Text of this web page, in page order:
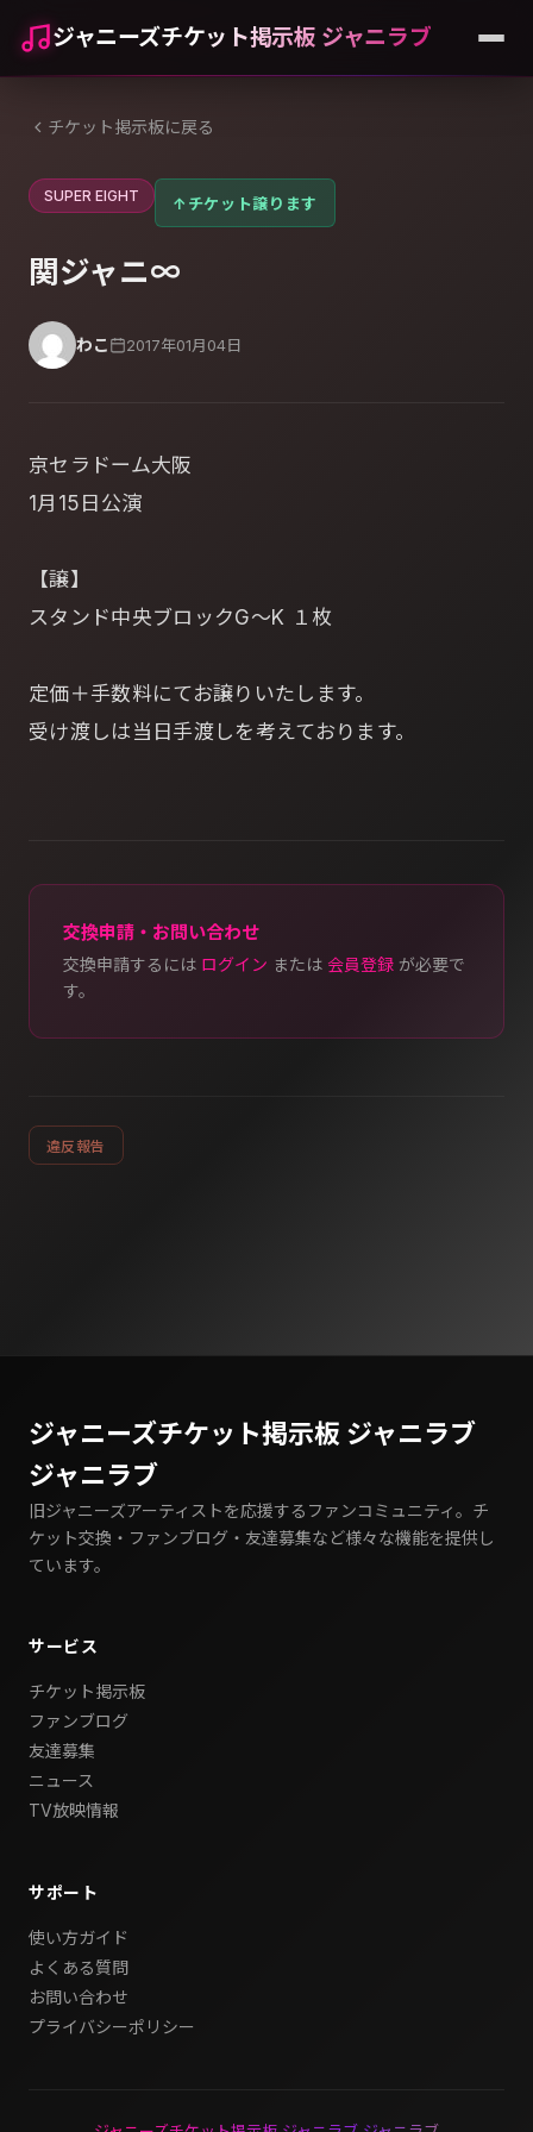
ジャニーズチケット掲示板 ジャニラブ
チケット掲示板に戻る
SUPER EIGHT ↑ チケット譲ります
関ジャニ∞
わこ 2017年01月04日
京セラドーム大阪
1月15日公演
【譲】
スタンド中央ブロックG～K １枚
定価＋手数料にてお譲りいたします。
受け渡しは当日手渡しを考えております。
交換申請・お問い合わせ
交換申請するには ログイン または 会員登録 が必要で
す。
違反報告
ジャニーズチケット掲示板 ジャニラブ
ジャニラブ
旧ジャニーズアーティストを応援するファンコミュニティ。チ
ケット交換・ファンブログ・友達募集など様々な機能を提供し
ています。
サービス
チケット掲示板
ファンブログ
友達募集
ニュース
TV放映情報
サポート
使い方ガイド
よくある質問
お問い合わせ
プライバシーポリシー